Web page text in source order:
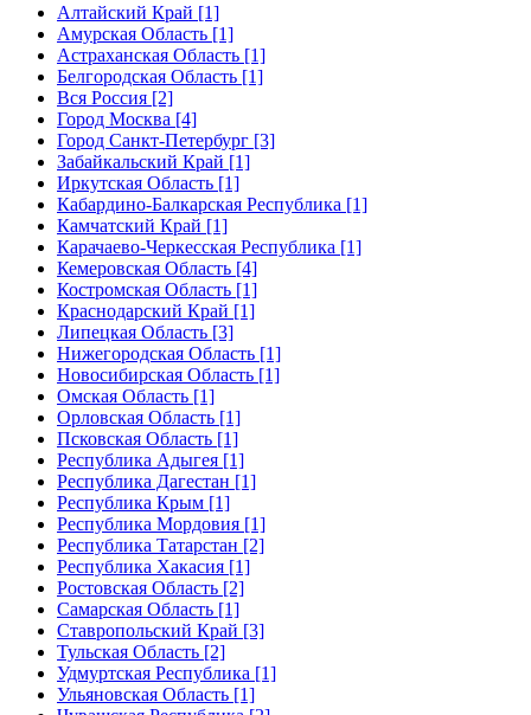
Алтайский Край [1]
Амурская Область [1]
Астраханская Область [1]
Белгородская Область [1]
Вся Россия [2]
Город Москва [4]
Город Санкт-Петербург [3]
Забайкальский Край [1]
Иркутская Область [1]
Кабардино-Балкарская Республика [1]
Камчатский Край [1]
Карачаево-Черкесская Республика [1]
Кемеровская Область [4]
Костромская Область [1]
Краснодарский Край [1]
Липецкая Область [3]
Нижегородская Область [1]
Новосибирская Область [1]
Омская Область [1]
Орловская Область [1]
Псковская Область [1]
Республика Адыгея [1]
Республика Дагестан [1]
Республика Крым [1]
Республика Мордовия [1]
Республика Татарстан [2]
Республика Хакасия [1]
Ростовская Область [2]
Самарская Область [1]
Ставропольский Край [3]
Тульская Область [2]
Удмуртская Республика [1]
Ульяновская Область [1]